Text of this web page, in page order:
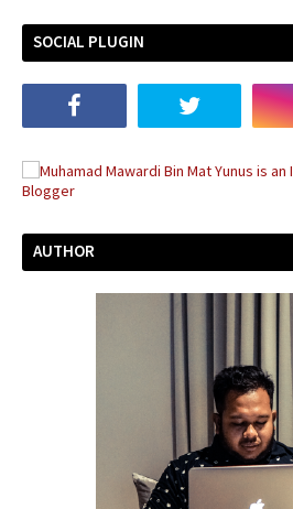
SOCIAL PLUGIN
AUTHOR